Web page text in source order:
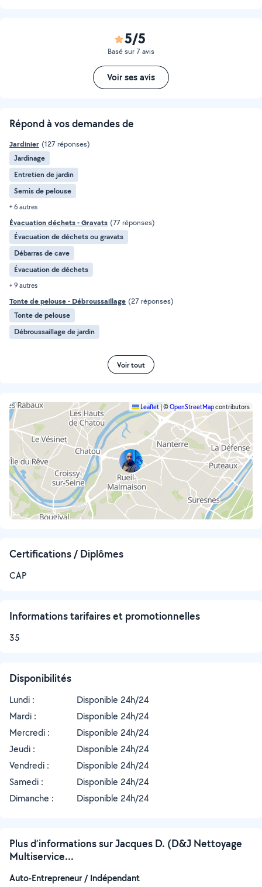
5/5
Basé sur 7 avis
Voir ses avis
Répond à vos demandes de
Jardinier (127 réponses)
Jardinage
Entretien de jardin
Semis de pelouse
+ 6 autres
Évacuation déchets - Gravats (77 réponses)
Évacuation de déchets ou gravats
Débarras de cave
Évacuation de déchets
+ 9 autres
Tonte de pelouse - Débroussaillage (27 réponses)
Tonte de pelouse
Débroussaillage de jardin
Voir tout
Leaflet ©OpenStreetMapcontributors
Certifications / Diplômes
CAP
Informations tarifaires et promotionnelles
35
Disponibilités
Lundi :
Disponible 24h/24
Mardi :
Disponible 24h/24
Mercredi :
Disponible 24h/24
Jeudi :
Disponible 24h/24
Vendredi :
Disponible 24h/24
Samedi :
Disponible 24h/24
Dimanche :
Disponible 24h/24
Plus d’informations sur Jacques D. (D&J Nettoyage
Multiservice...
Auto-Entrepreneur / Indépendant